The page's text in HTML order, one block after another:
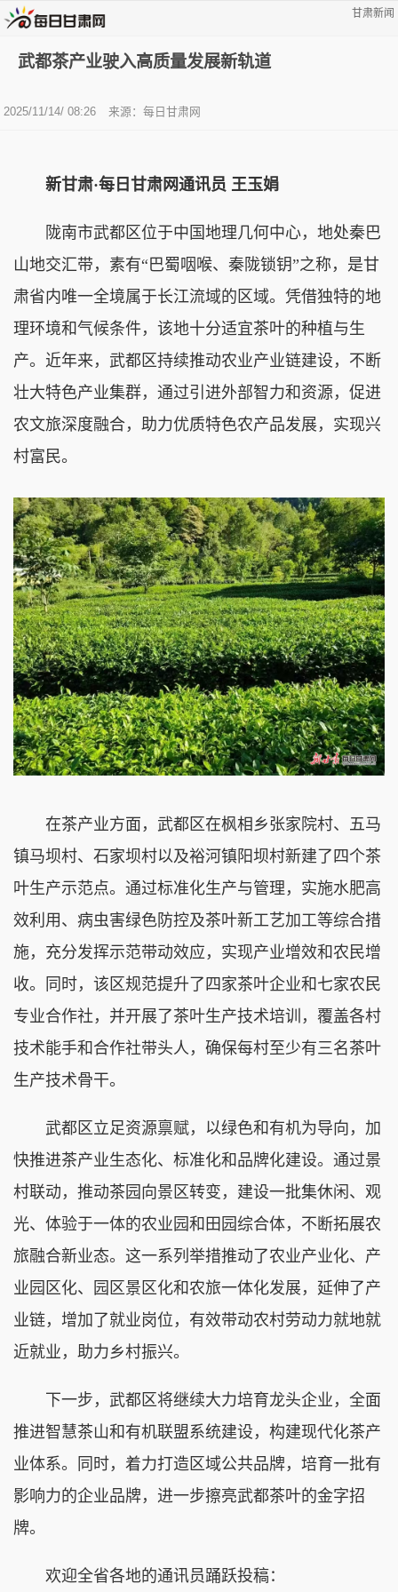
甘肃新闻
武都茶产业驶入高质量发展新轨道
2025/11/14/ 08:26 来源：每日甘肃网
新甘肃·每日甘肃网通讯员 王玉娟
陇南市武都区位于中国地理几何中心，地处秦巴
山地交汇带，素有“巴蜀咽喉、秦陇锁钥”之称，是甘
肃省内唯一全境属于长江流域的区域。凭借独特的地
理环境和气候条件，该地十分适宜茶叶的种植与生
产。近年来，武都区持续推动农业产业链建设，不断
壮大特色产业集群，通过引进外部智力和资源，促进
农文旅深度融合，助力优质特色农产品发展，实现兴
村富民。
在茶产业方面，武都区在枫相乡张家院村、五马
镇马坝村、石家坝村以及裕河镇阳坝村新建了四个茶
叶生产示范点。通过标准化生产与管理，实施水肥高
效利用、病虫害绿色防控及茶叶新工艺加工等综合措
施，充分发挥示范带动效应，实现产业增效和农民增
收。同时，该区规范提升了四家茶叶企业和七家农民
专业合作社，并开展了茶叶生产技术培训，覆盖各村
技术能手和合作社带头人，确保每村至少有三名茶叶
生产技术骨干。
武都区立足资源禀赋，以绿色和有机为导向，加
快推进茶产业生态化、标准化和品牌化建设。通过景
村联动，推动茶园向景区转变，建设一批集休闲、观
光、体验于一体的农业园和田园综合体，不断拓展农
旅融合新业态。这一系列举措推动了农业产业化、产
业园区化、园区景区化和农旅一体化发展，延伸了产
业链，增加了就业岗位，有效带动农村劳动力就地就
近就业，助力乡村振兴。
下一步，武都区将继续大力培育龙头企业，全面
推进智慧茶山和有机联盟系统建设，构建现代化茶产
业体系。同时，着力打造区域公共品牌，培育一批有
影响力的企业品牌，进一步擦亮武都茶叶的金字招
牌。
欢迎全省各地的通讯员踊跃投稿：